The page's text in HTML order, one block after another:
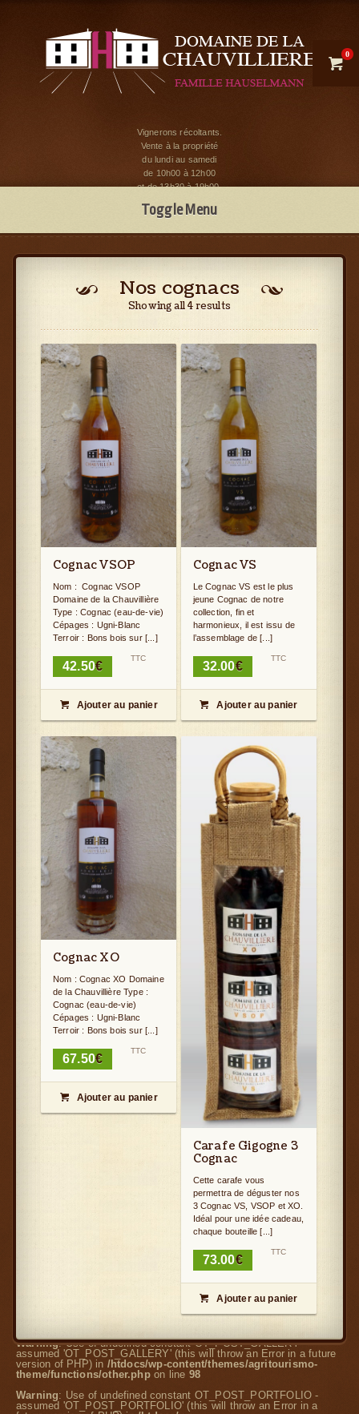
Vignerons récoltants.
Vente à la propriété
du lundi au samedi
de 10h00 à 12h00
et de 13h30 à 19h00.

0
Toggle Menu
Nos cognacs
Showing all 4 results
Cognac VSOP
Nom : Cognac VSOP
Domaine de la Chauvillière
Type : Cognac (eau-de-vie)
Cépages : Ugni-Blanc
Terroir : Bons bois sur [...]
42.50€
TTC
 Ajouter au panier
Cognac VS
Le Cognac VS est le plus
jeune Cognac de notre
collection, fin et
harmonieux, il est issu de
l’assemblage de [...]
32.00€
TTC
 Ajouter au panier
Cognac XO
Nom : Cognac XO Domaine
de la Chauvillière Type :
Cognac (eau-de-vie)
Cépages : Ugni-Blanc
Terroir : Bons bois sur [...]
67.50€
TTC
 Ajouter au panier
Carafe Gigogne 3
Cognac
Cette carafe vous
permettra de déguster nos
3 Cognac VS, VSOP et XO.
Idéal pour une idée cadeau,
chaque bouteille [...]
73.00€
TTC
 Ajouter au panier
Warning: Use of undefined constant OT_POST_GALLERY -
assumed 'OT_POST_GALLERY' (this will throw an Error in a future
version of PHP) in /htdocs/wp-content/themes/agritourismo-
theme/functions/other.phpon line 98
Warning: Use of undefined constant OT_POST_PORTFOLIO -
assumed 'OT_POST_PORTFOLIO' (this will throw an Error in a